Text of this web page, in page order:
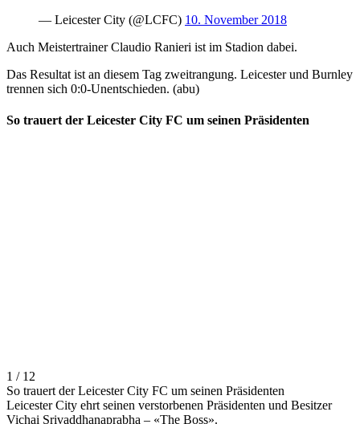
— Leicester City (@LCFC) 10. November 2018
Auch Meistertrainer Claudio Ranieri ist im Stadion dabei.
Das Resultat ist an diesem Tag zweitrangung. Leicester und Burnley
trennen sich 0:0-Unentschieden. (abu)
So trauert der Leicester City FC um seinen Präsidenten
1 / 12
So trauert der Leicester City FC um seinen Präsidenten
Leicester City ehrt seinen verstorbenen Präsidenten und Besitzer
Vichai Srivaddhanaprabha – «The Boss».